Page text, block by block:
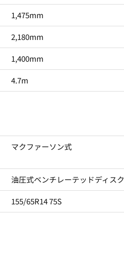
1,475mm
2,180mm
1,400mm
4.7m
マクファーソン式
油圧式ベンチレーテッドディスク
155/65R14 75S